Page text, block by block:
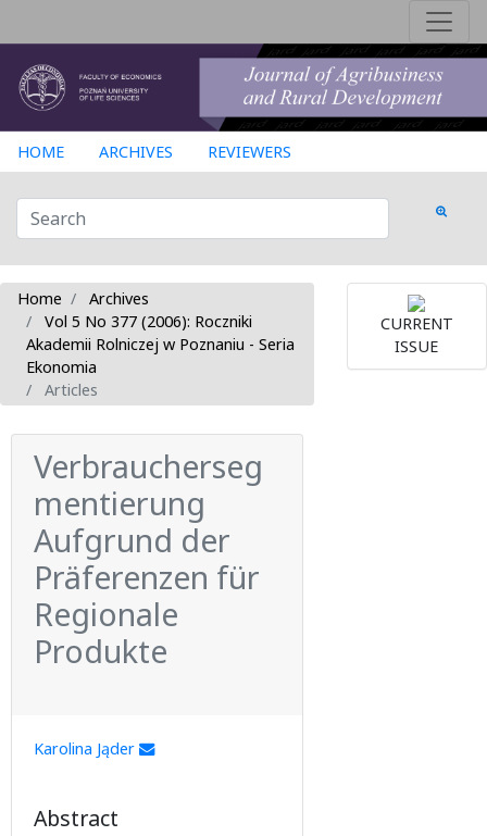
HOME ARCHIVES REVIEWERS
Home
Archives
Vol 5 No 377 (2006): Roczniki
Akademii Rolniczej w Poznaniu - Seria
Ekonomia
Articles
Verbraucherseg
mentierung
Aufgrund der
Präferenzen für
Regionale
Produkte
Karolina Jąder
Abstract
CURRENT
ISSUE